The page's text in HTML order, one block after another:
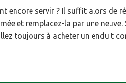
encore servir ? Il suffit alors de
et remplacez-la par une
toujours à acheter un enduit